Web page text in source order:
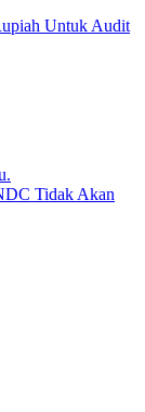
Untuk Audit
Tidak Akan